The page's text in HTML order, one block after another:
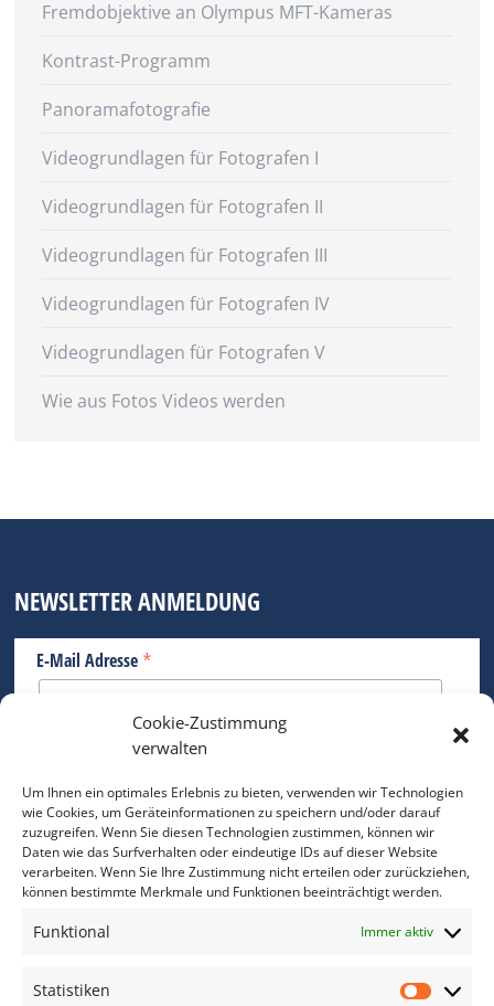
Cookie-Zustimmung
verwalten
Um Ihnen ein optimales Erlebnis zu bieten, verwenden wir Technologien
wie Cookies, um Geräteinformationen zu speichern und/oder darauf
zuzugreifen. Wenn Sie diesen Technologien zustimmen, können wir
Daten wie das Surfverhalten oder eindeutige IDs auf dieser Website
verarbeiten. Wenn Sie Ihre Zustimmung nicht erteilen oder zurückziehen,
können bestimmte Merkmale und Funktionen beeinträchtigt werden.
Funktional Immer aktiv
Statistiken
Fremdobjektive an Olympus MFT-Kameras
Kontrast-Programm
Panoramafotografie
Videogrundlagen für Fotografen I
Videogrundlagen für Fotografen II
Videogrundlagen für Fotografen III
Videogrundlagen für Fotografen IV
Videogrundlagen für Fotografen V
Wie aus Fotos Videos werden
NEWSLETTER ANMELDUNG
E-Mail Adresse *
Bitte geben Sie Ihre E-Mail Adresse ein.
*